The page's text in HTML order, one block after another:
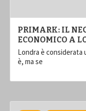
PRIMARK: IL
ECONOMICO A
Londra è considerata
è, ma se